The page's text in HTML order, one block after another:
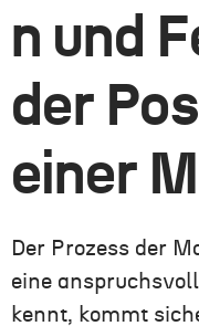
n und
der
einer
Der Prozess der
eine
kennt, kommt